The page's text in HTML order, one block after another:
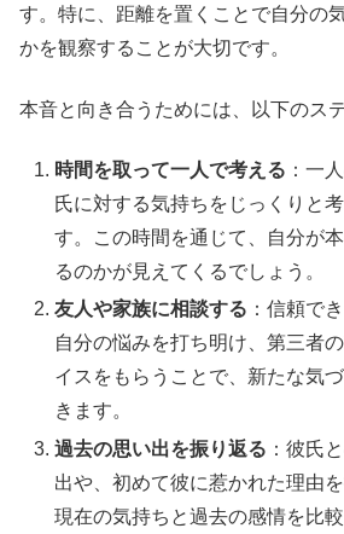
す。特に、距離を置くことで自分の
かを観察することが大切です。
本音と向き合うためには、以下のス
時間を取って一人で考える ：一
氏に対する気持ちをじっくりと
す。この時間を通じて、自分が
るのかが見えてくるでしょう。
友人や家族に相談する ：信頼で
自分の悩みを打ち明け、第三者
イスをもらうことで、新たな気
きます。
過去の思い出を振り返る ：彼氏
出や、初めて彼に惹かれた理由
現在の気持ちと過去の感情を比